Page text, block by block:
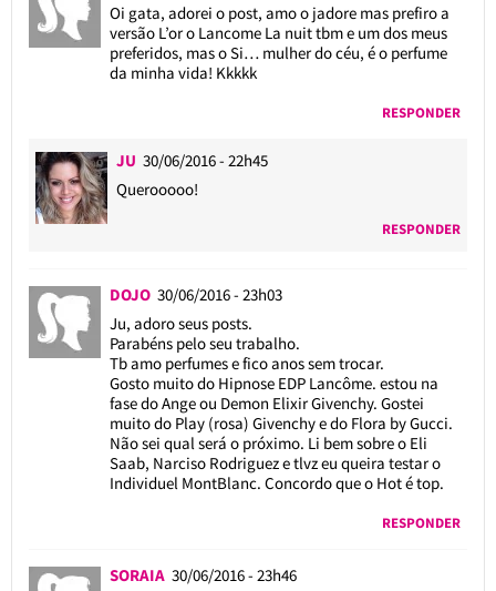
Oi gata, adorei o post, amo o jadore mas prefiro a
versão L’or o Lancome La nuit tbm e um dos meus
preferidos, mas o Si… mulher do céu, é o perfume
da minha vida! Kkkkk
RESPONDER
JU 30/06/2016 - 22h45
Querooooo!
RESPONDER
DOJO 30/06/2016 - 23h03
Ju, adoro seus posts.
Parabéns pelo seu trabalho.
Tb amo perfumes e fico anos sem trocar.
Gosto muito do Hipnose EDP Lancôme. estou na
fase do Ange ou Demon Elixir Givenchy. Gostei
muito do Play (rosa) Givenchy e do Flora by Gucci.
Não sei qual será o próximo. Li bem sobre o Eli
Saab, Narciso Rodriguez e tlvz eu queira testar o
Individuel MontBlanc. Concordo que o Hot é top.
RESPONDER
SORAIA 30/06/2016 - 23h46